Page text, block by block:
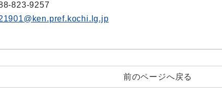
823-9257
前のページへ戻る